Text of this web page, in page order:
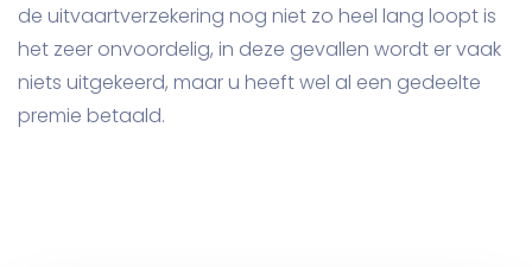
de uitvaartverzekering nog niet zo heel lang loopt is
het zeer onvoordelig, in deze gevallen wordt er vaak
niets uitgekeerd, maar u heeft wel al een gedeelte
premie betaald.